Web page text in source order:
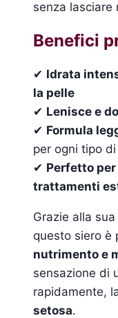
senza lasciare
Benefici
✔ Idrata
la pelle
✔ Lenisce e
✔ Formula
per ogni tipo
✔ Perfetto
trattamenti
Grazie alla
questo siero è
nutrimento e
sensazione di
rapidamente,
setosa.